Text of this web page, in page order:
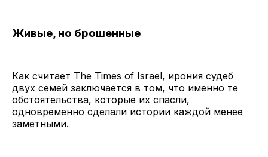
Живые, но брошенные
Как считает The Times of Israel, ирония судеб
двух семей заключается в том, что именно те
обстоятельства, которые их спасли,
одновременно сделали истории каждой менее
заметными.